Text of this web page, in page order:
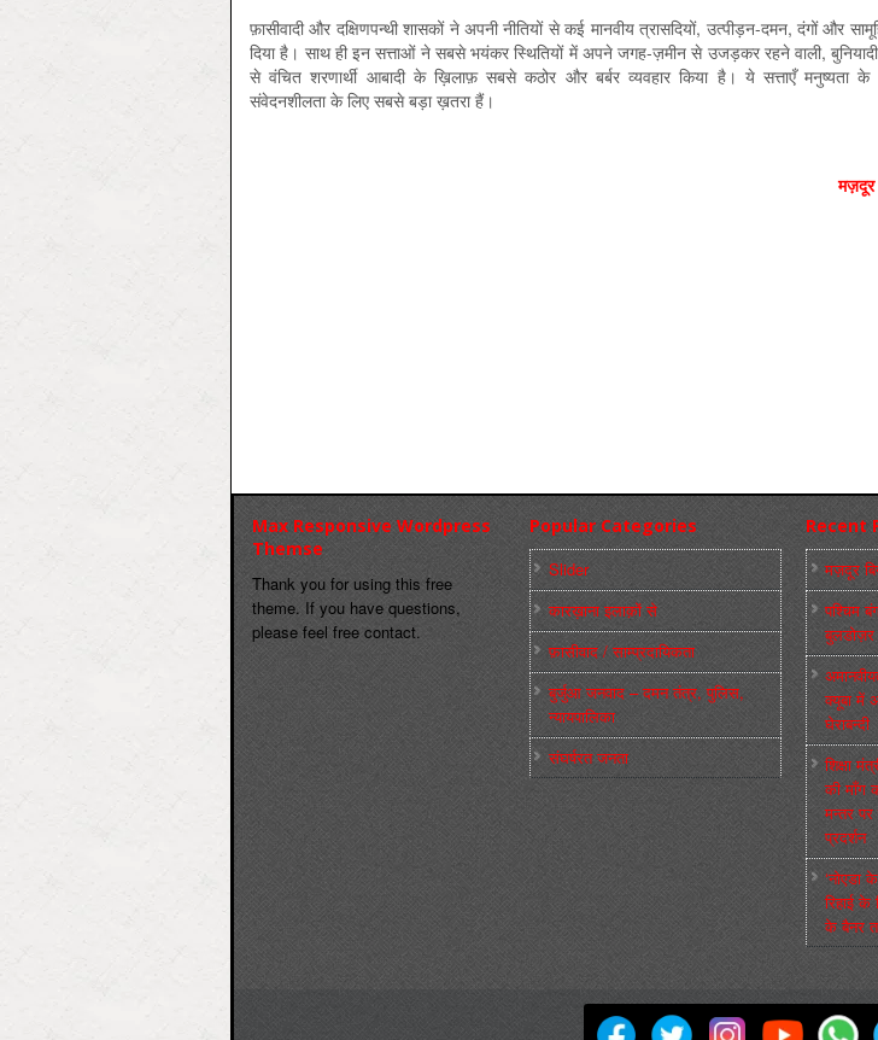
फ़ासीवादी और दक्षिणपन्थी शासकों ने अपनी नीतियों से कई मानवीय त्रासदियों, उत्पीड़न-दमन, दंगों और
दिया है। साथ ही इन सत्ताओं ने सबसे भयंकर स्थितियों में अपने जगह-ज़मीन से उजड़कर रहने वाली,
से वंचित शरणार्थी आबादी के ख़िलाफ़ सबसे कठोर और बर्बर व्यवहार किया है। ये सत्ताएँ मनुष्यता के
संवेदनशीलता के लिए सबसे बड़ा ख़तरा हैं।
Max Responsive Wordpress
Themse
Thank you for using this free
theme. If you have questions,
please feel free contact.
Popular Categories
Slider
कारख़ाना इलाक़ों से
फ़ासीवाद / साम्‍प्रदायिकता
बुर्जुआ जनवाद – दमन तंत्र, पुलिस,
न्‍यायपालिका
संघर्षरत जनता
Recent
मज़दूर
पश्चिम
क्यूबा में
घेराबन्दी
शिक्षा
की माँग
मन्तर पर
प्रदर्शन
‘नोएडा
रिहाई
के बैनर
मज़दूर बिगुल Powered by